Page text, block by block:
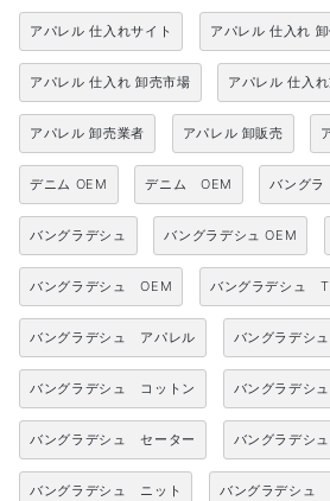
アパレル 仕入れサイト アパレル 仕入れ
アパレル 仕入れ 卸売市場 アパレル 仕入
アパレル 卸売業者 アパレル 卸販売
デニム OEM デニム OEM バング
バングラデシュ バングラデシュ OEM
バングラデシュ OEM バングラデシュ T
バングラデシュ アパレル バングラデシ
バングラデシュ コットン バングラデシ
バングラデシュ セーター バングラデシ
バングラデシュ ニット バングラデシュ